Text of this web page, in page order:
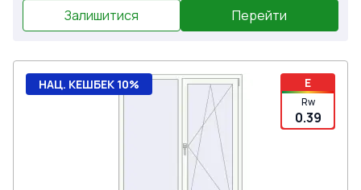
Залишитися Перейти
E
Rw
0.39
НАЦ. КЕШБЕК 10%